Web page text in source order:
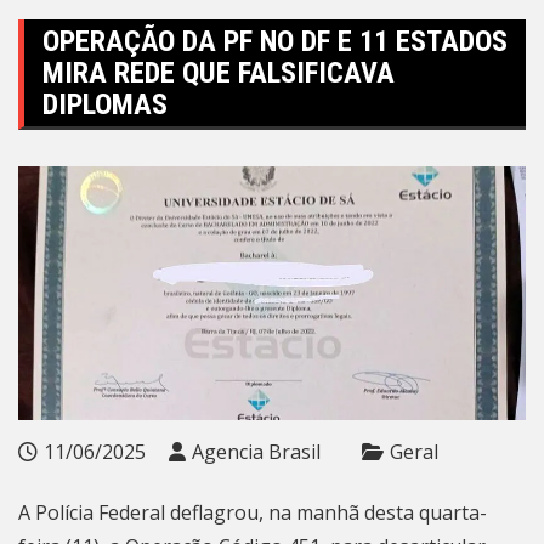
OPERAÇÃO DA PF NO DF E 11 ESTADOS
MIRA REDE QUE FALSIFICAVA
DIPLOMAS
11/06/2025 Agencia Brasil Geral
A Polícia Federal deflagrou, na manhã desta quarta-